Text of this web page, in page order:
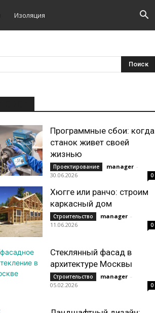
Изоляция
Программные сбои: когда
станок живет своей
жизнью
Проектирование manager -
30.06.2026
0
Хюгге или ранчо: строим
каркасный дом
Строительство manager -
11.06.2026
0
Стеклянный фасад в
архитектуре Москвы
Строительство manager -
05.02.2026
0